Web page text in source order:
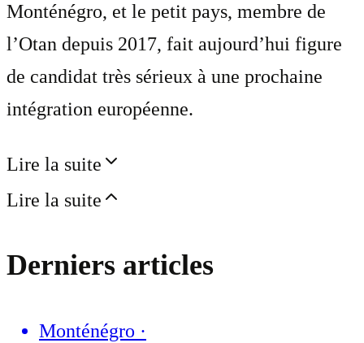
Monténégro, et le petit pays, membre de
l’Otan depuis 2017, fait aujourd’hui figure
de candidat très sérieux à une prochaine
intégration européenne.
Lire la suite
Lire la suite
Derniers articles
Monténégro ·